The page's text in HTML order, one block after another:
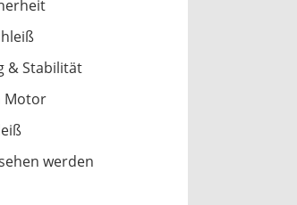
& Stabilität
Motor
werden